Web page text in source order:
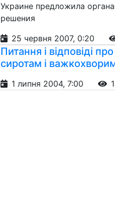
Украине предложила
решения
25 червня 2007, 0:20
Питання і відповіді
сиротам і
1 липня 2004, 7:00